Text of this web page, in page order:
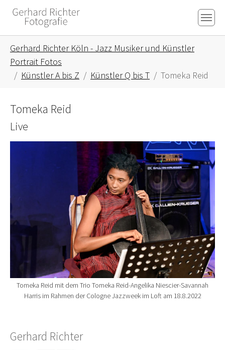
Skip to main content
Skip to page footer
Gerhard Richter Köln - Jazz Musiker und Künstler
Portrait Fotos
Künstler A bis Z
Künstler Q bis T Tomeka Reid
Tomeka Reid
Live
Show larger version for:
Tomeka Reid mit dem Trio Tomeka Reid-Angelika Niescier-Savannah
Harris im Rahmen der Cologne Jazzweek im Loft am 18.8.2022
Gerhard Richter